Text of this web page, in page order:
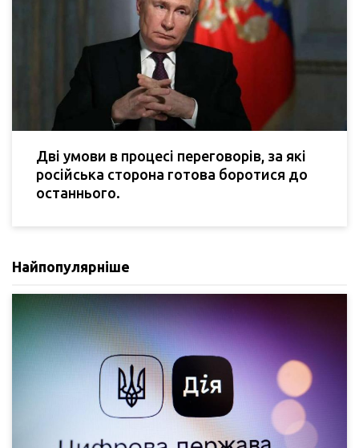
Дві умови в процесі переговорів, за які
російська сторона готова боротися до
останнього.
Найпопулярніше